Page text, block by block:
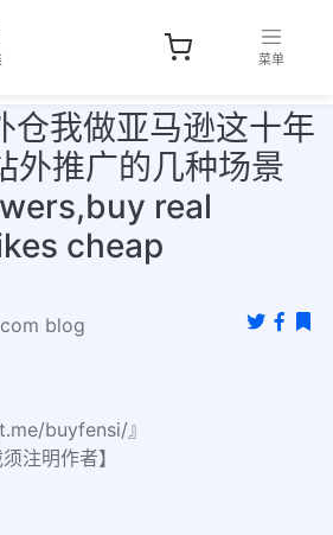
菜单
仓我做亚马逊这十年
外推广的几种场景
real
cheap
blog
buyfensi/』
注明作者】